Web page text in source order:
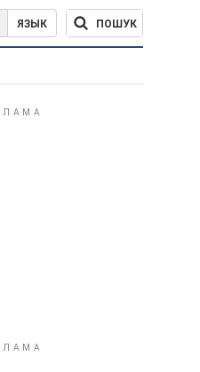
ЯЗЫК ПОШУК